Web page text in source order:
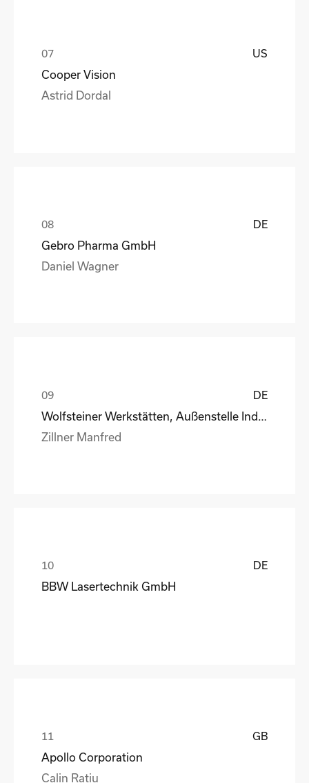
US
Cooper Vision
Astrid Dordal
DE
Gebro Pharma GmbH
Daniel Wagner
DE
Zillner Manfred
DE
BBW Lasertechnik GmbH
GB
Apollo Corporation
Calin Ratiu